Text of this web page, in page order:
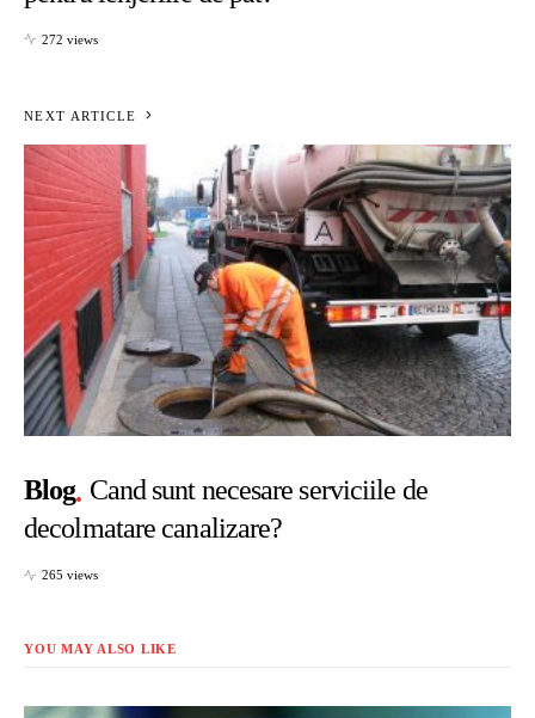
272 views
NEXT ARTICLE
Blog Cand sunt necesare serviciile de
decolmatare canalizare?
265 views
YOU MAY ALSO LIKE